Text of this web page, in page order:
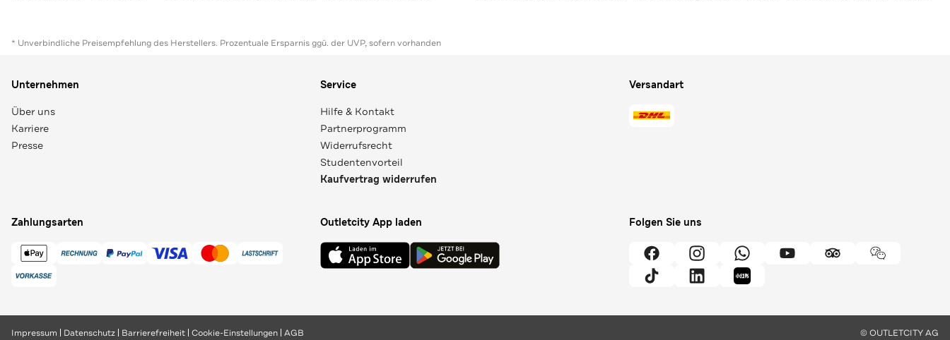
* Unverbindliche Preisempfehlung des Herstellers. Prozentuale Ersparnis ggü. der UVP, sofern vorhanden
Unternehmen
Über uns
Karriere
Presse
Service
Hilfe & Kontakt
Partnerprogramm
Widerrufsrecht
Studentenvorteil
Kaufvertrag widerrufen
Versandart
Zahlungsarten Outletcity App laden Folgen Sie uns
Impressum Datenschutz Barrierefreiheit Cookie-Einstellungen AGB © OUTLETCITY AG